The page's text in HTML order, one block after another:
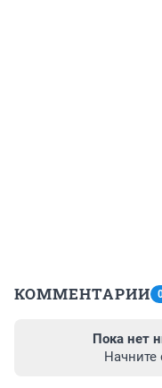
КОММЕНТАРИИ
Пока нет